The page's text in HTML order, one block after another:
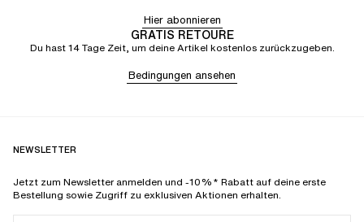
Hier abonnieren
GRATIS RETOURE
Du hast 14 Tage Zeit, um deine Artikel kostenlos zurückzugeben.
Bedingungen ansehen
NEWSLETTER
Jetzt zum Newsletter anmelden und -10%* Rabatt auf deine erste
Bestellung sowie Zugriff zu exklusiven Aktionen erhalten.